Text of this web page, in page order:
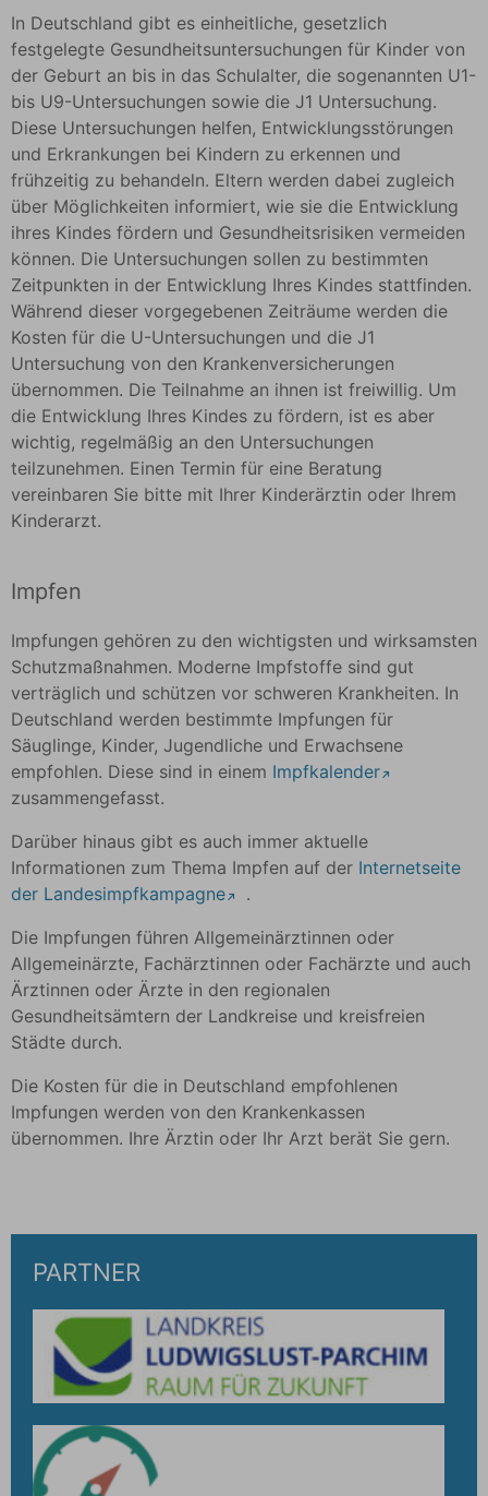
In Deutschland gibt es einheitliche, gesetzlich
festgelegte Gesundheitsuntersuchungen für Kinder von
der Geburt an bis in das Schulalter, die sogenannten U1-
bis U9-Untersuchungen sowie die J1 Untersuchung.
Diese Untersuchungen helfen, Entwicklungsstörungen
und Erkrankungen bei Kindern zu erkennen und
frühzeitig zu behandeln. Eltern werden dabei zugleich
über Möglichkeiten informiert, wie sie die Entwicklung
ihres Kindes fördern und Gesundheitsrisiken vermeiden
können. Die Untersuchungen sollen zu bestimmten
Zeitpunkten in der Entwicklung Ihres Kindes stattfinden.
Während dieser vorgegebenen Zeiträume werden die
Kosten für die U-Untersuchungen und die J1
Untersuchung von den Krankenversicherungen
übernommen. Die Teilnahme an ihnen ist freiwillig. Um
die Entwicklung Ihres Kindes zu fördern, ist es aber
wichtig, regelmäßig an den Untersuchungen
teilzunehmen. Einen Termin für eine Beratung
vereinbaren Sie bitte mit Ihrer Kinderärztin oder Ihrem
Kinderarzt.
Impfen
Impfungen gehören zu den wichtigsten und wirksamsten
Schutzmaßnahmen. Moderne Impfstoffe sind gut
verträglich und schützen vor schweren Krankheiten. In
Deutschland werden bestimmte Impfungen für
Säuglinge, Kinder, Jugendliche und Erwachsene
empfohlen. Diese sind in einem Impfkalender
zusammengefasst.
Darüber hinaus gibt es auch immer aktuelle
Informationen zum Thema Impfen auf der Internetseite
der Landesimpfkampagne
.
Die Impfungen führen Allgemeinärztinnen oder
Allgemeinärzte, Fachärztinnen oder Fachärzte und auch
Ärztinnen oder Ärzte in den regionalen
Gesundheitsämtern der Landkreise und kreisfreien
Städte durch.
Die Kosten für die in Deutschland empfohlenen
Impfungen werden von den Krankenkassen
übernommen. Ihre Ärztin oder Ihr Arzt berät Sie gern.
PARTNER